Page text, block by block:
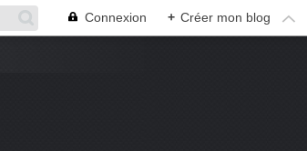
Connexion + Créer mon blog